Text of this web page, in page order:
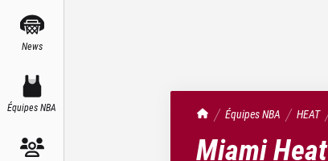
News
Équipes NBA TrashTalk Actu NBA
Équipes NBA HEAT
Miami Heat